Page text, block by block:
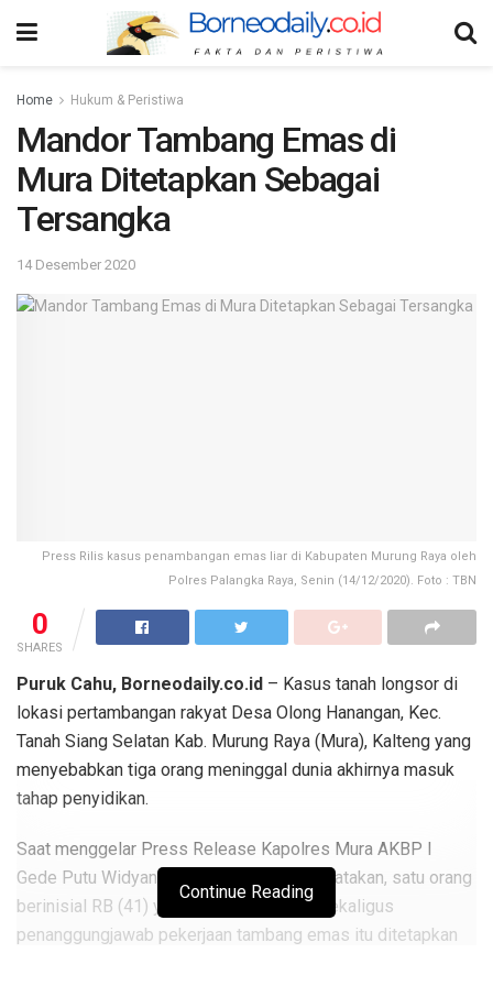
Home Hukum & Peristiwa
Mandor Tambang Emas di
Mura Ditetapkan Sebagai
Tersangka
14 Desember 2020
Press Rilis kasus penambangan emas liar di Kabupaten Murung Raya oleh
Polres Palangka Raya, Senin (14/12/2020). Foto : TBN
0
SHARES
Puruk Cahu, Borneodaily.co.id – Kasus tanah longsor di
lokasi pertambangan rakyat Desa Olong Hanangan, Kec.
Tanah Siang Selatan Kab. Murung Raya (Mura), Kalteng yang
menyebabkan tiga orang meninggal dunia akhirnya masuk
tahap penyidikan.
Saat menggelar Press Release Kapolres Mura AKBP I
Gede Putu Widyana, S.H., S.I.K., M.H mengatakan, satu orang
berinisial RB (41) yang menjadi mandor sekaligus
penanggungjawab pekerjaan tambang emas itu ditetapkan
Continue Reading